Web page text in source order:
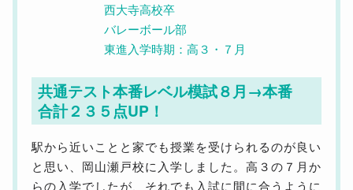
西大寺高校卒
バレーボール部
東進入学時期：高３・７月
共通テスト本番レベル模試８月→本番
合計２３５点UP！
駅から近いことと家でも授業を受けられるのが良い
と思い、岡山瀬戸校に入学しました。高３の７月か
らの入学でしたが、それでも入試に間に合うように